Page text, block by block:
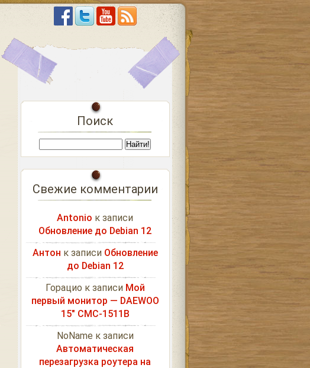
Поиск
Свежие комментарии
Antonio к записи
Обновление до Debian 12
Антон к записи Обновление
до Debian 12
Горацио к записи Мой
первый монитор — DAEWOO
15″ CMC-1511B
NoName к записи
Автоматическая
перезагрузка роутера на